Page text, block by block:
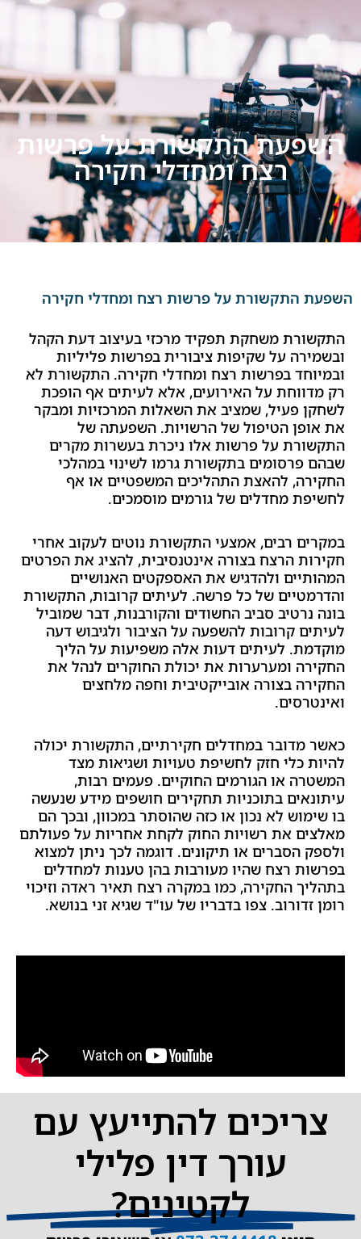
התקשורת על פרשות
רצח ומחדלי חקירה
התקשורת על פרשות רצח ומחדלי חקירה
משחקת תפקיד מרכזי בעיצוב דעת הקהל
על שקיפות ציבורית בפרשות פליליות
בפרשות רצח ומחדלי חקירה. התקשורת לא
על האירועים, אלא לעיתים אף הופכת
פעיל, שמציב את השאלות המרכזיות ומבקר
הטיפול של הרשויות. השפעתה של
על פרשות אלו ניכרת בעשרות מקרים
בתקשורת גרמו לשינוי במהלכי
להאצת התהליכים המשפטיים או אף
מחדלים של גורמים מוסמכים.
רבים, אמצעי התקשורת נוטים לעקוב אחרי
הרצח בצורה אינטנסיבית, להציג את הפרטים
ולהדגיש את האספקטים האנושיים
של כל פרשה. לעיתים קרובות, התקשורת
סביב החשודים והקורבנות, דבר שמוביל
קרובות להשפעה על הציבור ולגיבוש דעה
לעיתים דעות אלה משפיעות על הליך
ומערערות את יכולת החוקרים לנהל את
בצורה אובייקטיבית וחפה מלחצים
במחדלים חקירתיים, התקשורת יכולה
כלי חזק לחשיפת טעויות ושגיאות מצד
או הגורמים החוקיים. פעמים רבות,
בתוכניות תחקירים חושפים מידע שנעשה
לא נכון או כזה שהוסתר במכוון, ובכך הם
את רשויות החוק לקחת אחריות על פעולתם
הסברים או תיקונים. דוגמה לכך ניתן למצוא
רצח שהיו מעורבות בהן טענות למחדלים
החקירה, כמו במקרה רצח תאיר ראדה וזיכוי
צפו בדבריו של עו"ד שגיא זני בנושא.
להתייעץ עם
עורך דין פלילי
לקטינים?